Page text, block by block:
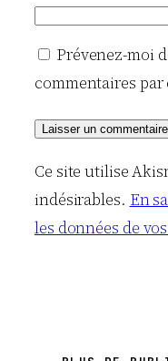
Prévenez-moi
commentaires par
Ce site utilise
indésirables. En
les données de